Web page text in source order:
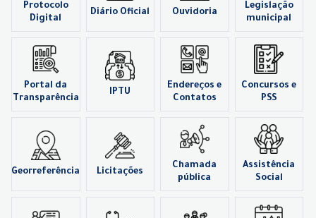
Protocolo
Digital
Diário Oficial Ouvidoria
Legislação
municipal
Portal da
Transparência
IPTU
Endereços e
Contatos
Concursos e
PSS
Georreferência Licitações
Chamada
pública
Assistência
Social